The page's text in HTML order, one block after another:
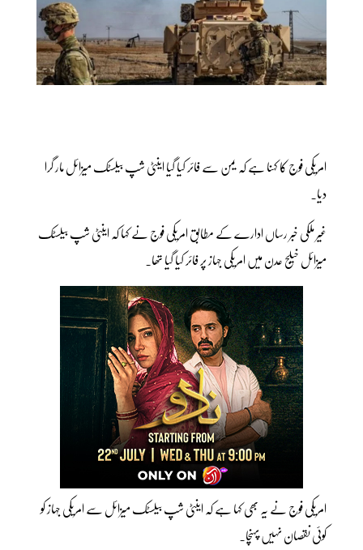
امریکی فوج کا کہنا ہے کہ یمن سے فائر کیا گیا اینٹی شپ بیلسٹک میزائل مار گرا
دیا۔
غیر ملکی خبر رساں ادارے کے مطابق امریکی فوج نے کہا کہ اینٹی شپ بیلسٹک
میزائل خیلج عدن میں امریکی جہاز پر فائر کیا گیا تھا۔
امریکی فوج نے یہ بھی کہا ہے کہ اینٹی شپ بیلسٹک میزائل سے امریکی جہاز کو
کوئی نقصان نہیں پہنچا۔